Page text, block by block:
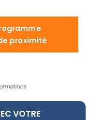
proximité
VOTRE